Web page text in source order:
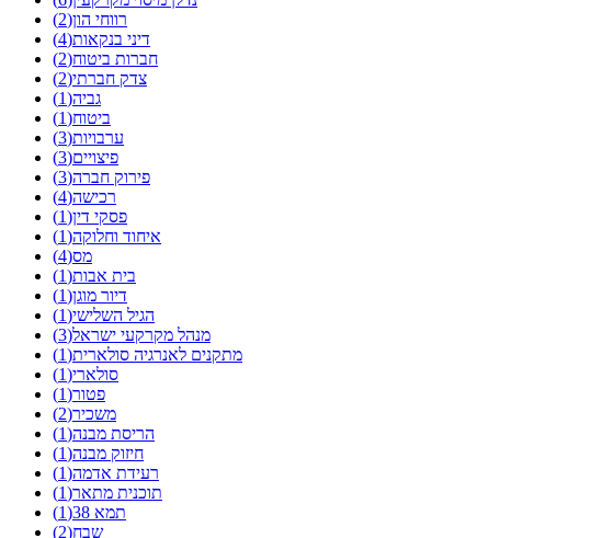
רווחי הון(2)
דיני בנקאות(4)
חברות ביטוח(2)
צדק חברתי(2)
גביה(1)
ביטוח(1)
ערבויות(3)
פיצויים(3)
פירוק חברה(3)
רכישה(4)
פסקי דין(1)
איחוד וחלוקה(1)
מס(4)
בית אבות(1)
דיור מוגן(1)
הגיל השלישי(1)
מנהל מקרקעי ישראל(3)
מתקנים לאנרגיה סולארית(1)
סולארי(1)
פטור(1)
משכיר(2)
הריסת מבנה(1)
חיזוק מבנה(1)
רעידת אדמה(1)
תוכנית מתאר(1)
תמא 38(1)
שבח(2)